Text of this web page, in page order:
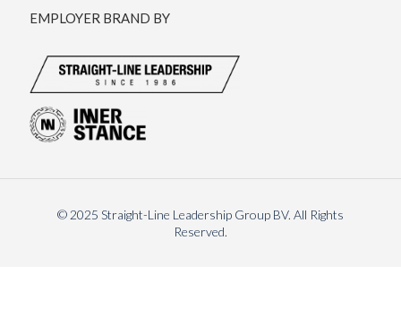
EMPLOYER BRAND BY
© 2025 Straight-Line Leadership Group BV. All Rights
Reserved.